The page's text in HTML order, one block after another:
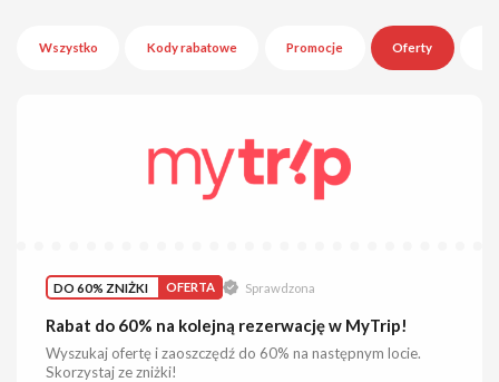
Wszystko Kody rabatowe Promocje Oferty
DO 60% ZNIŻKI OFERTA Sprawdzona
Rabat do 60% na kolejną rezerwację w MyTrip!
Wyszukaj ofertę i zaoszczędź do 60% na następnym locie.
Skorzystaj ze zniżki!